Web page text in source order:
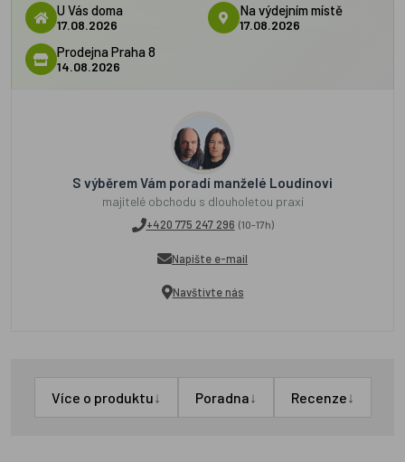
U Vás doma
17.08.2026
Na výdejním místě
17.08.2026
Prodejna Praha 8
14.08.2026
S výběrem Vám poradí manželé Loudínovi
majitelé obchodu s dlouholetou praxí
+420 775 247 296 (10-17h)
Napište e-mail
Navštivte nás
Více o produktu↓ Poradna↓ Recenze↓